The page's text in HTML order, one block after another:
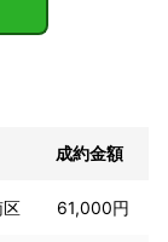
成約金額
区 61,000円